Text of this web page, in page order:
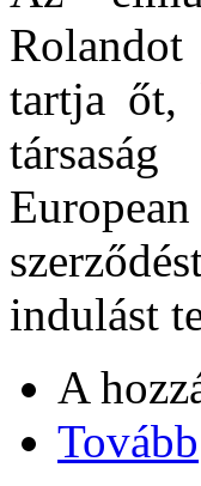
tartja őt,
indulást
A
Tovább